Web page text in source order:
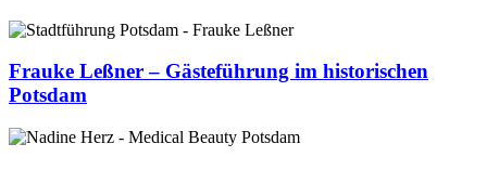
Frauke Leßner – Gästeführung im historischen
Potsdam